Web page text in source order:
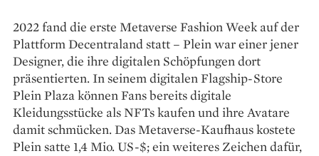
2022 fand die erste Metaverse Fashion Week auf der
Plattform Decentraland statt – Plein war einer jener
Designer, die ihre digitalen Schöpfungen dort
präsentierten. In seinem digitalen Flagship-Store
Plein Plaza können Fans bereits digitale
Kleidungsstücke als NFTs kaufen und ihre Avatare
damit schmücken. Das Metaverse-­Kaufhaus kostete
Plein satte 1,4 Mio. US-$; ein weiteres Zeichen dafür,